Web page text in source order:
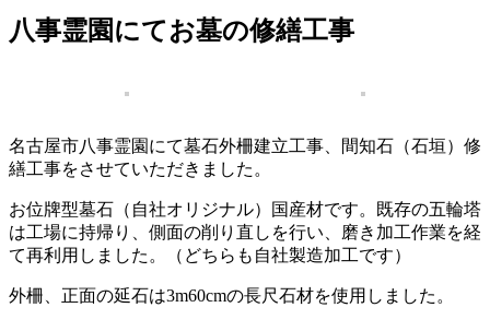
八事霊園にてお墓の修繕工事
名古屋市八事霊園にて墓石外柵建立工事、間知石（石垣）修
繕工事をさせていただきました。
お位牌型墓石（自社オリジナル）国産材です。既存の五輪塔
は工場に持帰り、側面の削り直しを行い、磨き加工作業を経
て再利用しました。（どちらも自社製造加工です）
外柵、正面の延石は3m60cmの長尺石材を使用しました。